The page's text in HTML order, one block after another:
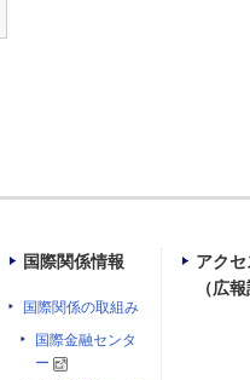
国際関係情報
国際関係の取組み
国際金融センタ
ー
アクセ
（広報